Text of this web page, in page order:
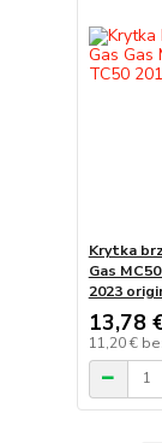
Krytka
Gas
2023
13,78
11,20 €